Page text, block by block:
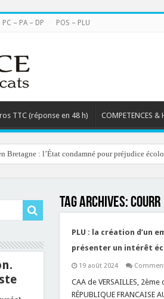
PC – PA – DP POS – PLU
TTC (réponse en 48 h) COMPETENCES &
Bretagne : l’État condamné pour préjudice
Tag Archives:courr
PLU : la création d’un
présenter un intérêt
19 août 2024
CAA de VERSAILLES,
RÉPUBLIQUE FRANCAISE